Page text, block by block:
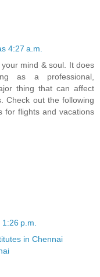
4:27 a.m.
mind & soul. It does
as a professional,
thing that can affect
Check out the following
for flights and vacations
p.m.
in Chennai